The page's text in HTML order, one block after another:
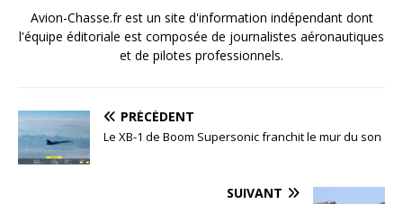
Avion-Chasse.fr est un site d'information indépendant dont
l'équipe éditoriale est composée de journalistes aéronautiques
et de pilotes professionnels.
PRÉCÉDENT
Le XB-1 de Boom Supersonic franchit le mur du son
SUIVANT